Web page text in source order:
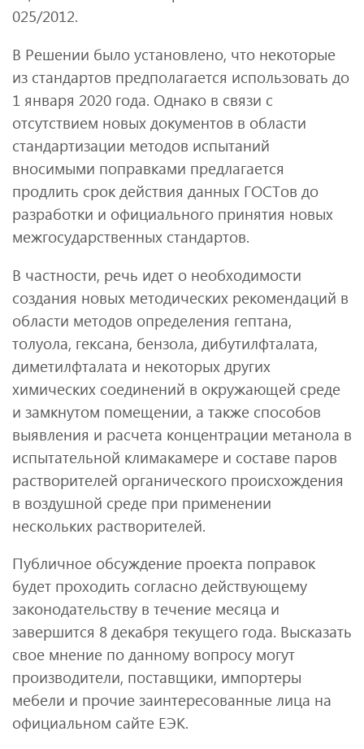
025/2012.
В Решении было установлено, что некоторые
из стандартов предполагается использовать до
1 января 2020 года. Однако в связи с
отсутствием новых документов в области
стандартизации методов испытаний
вносимыми поправками предлагается
продлить срок действия данных ГОСТов до
разработки и официального принятия новых
межгосударственных стандартов.
В частности, речь идет о необходимости
создания новых методических рекомендаций в
области методов определения гептана,
толуола, гексана, бензола, дибутилфталата,
диметилфталата и некоторых других
химических соединений в окружающей среде
и замкнутом помещении, а также способов
выявления и расчета концентрации метанола в
испытательной климакамере и составе паров
растворителей органического происхождения
в воздушной среде при применении
нескольких растворителей.
Публичное обсуждение проекта поправок
будет проходить согласно действующему
законодательству в течение месяца и
завершится 8 декабря текущего года. Высказать
свое мнение по данному вопросу могут
производители, поставщики, импортеры
мебели и прочие заинтересованные лица на
официальном сайте ЕЭК.